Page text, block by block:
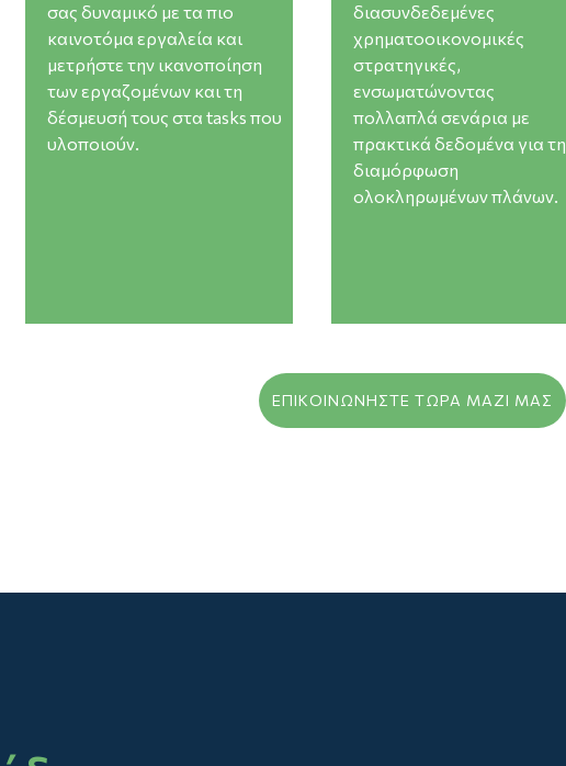
σας δυναμικό με τα πιο
καινοτόμα εργαλεία και
μετρήστε την ικανοποίηση
των εργαζομένων και τη
δέσμευσή τους στα tasks που
υλοποιούν.
διασυνδεδεμένες
χρηματοοικονομικές
στρατηγικές,
ενσωματώνοντας
πολλαπλά σενάρια με
πρακτικά δεδομένα για τη
διαμόρφωση
ολοκληρωμένων πλάνων.
ΕΠΙΚΟΙΝΩΝΗΣΤΕ ΤΩΡΑ ΜΑΖΙ ΜΑΣ